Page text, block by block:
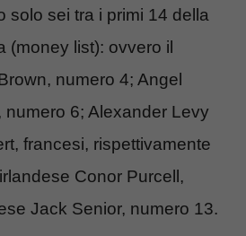
solo sei tra i primi 14 della
(money list): ovvero il
numero 4; Angel
6; Alexander Levy
francesi, rispettivamente
Conor Purcell,
Jack Senior, numero 13.